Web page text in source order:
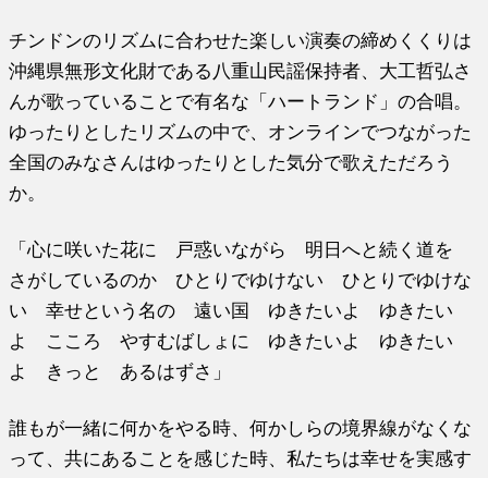
チンドンのリズムに合わせた楽しい演奏の締めくくりは
沖縄県無形文化財である八重山民謡保持者、大工哲弘さ
んが歌っていることで有名な「ハートランド」の合唱。
ゆったりとしたリズムの中で、オンラインでつながった
全国のみなさんはゆったりとした気分で歌えただろう
か。
「心に咲いた花に 戸惑いながら 明日へと続く道を
さがしているのか ひとりでゆけない ひとりでゆけな
い 幸せという名の 遠い国 ゆきたいよ ゆきたい
よ こころ やすむばしょに ゆきたいよ ゆきたい
よ きっと あるはずさ」
誰もが一緒に何かをやる時、何かしらの境界線がなくな
って、共にあることを感じた時、私たちは幸せを実感す